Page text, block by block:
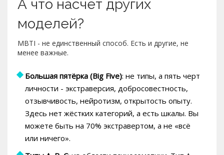
А что насчёт других
моделей?
MBTI - не единственный способ. Есть и другие, не
менее важные.
Большая пятёрка (Big Five): не типы, а пять черт
личности - экстраверсия, добросовестность,
отзывчивость, нейротизм, открытость опыту.
Здесь нет жёстких категорий, а есть шкалы. Вы
можете быть на 70% экстравертом, а не «всё
или ничего».